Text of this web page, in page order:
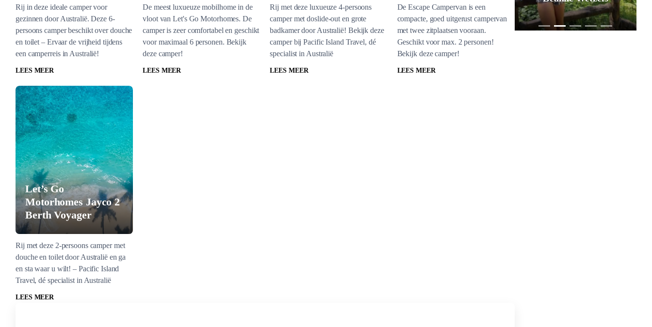
Rij in deze ideale camper voor
gezinnen door Australië. Deze 6-
persoons camper beschikt over douche
en toilet – Ervaar de vrijheid tijdens
een camperreis in Australië!
LEES MEER
De meest luxueuze mobilhome in de
vloot van Let's Go Motorhomes. De
camper is zeer comfortabel en geschikt
voor maximaal 6 personen. Bekijk
deze camper!
LEES MEER
Rij met deze luxueuze 4-persoons
camper met doslide-out en grote
badkamer door Australië! Bekijk deze
camper bij Pacific Island Travel, dé
specialist in Australië
LEES MEER
De Escape Campervan is een
compacte, goed uitgerust campervan
met twee zitplaatsen vooraan.
Geschikt voor max. 2 personen!
Bekijk deze camper!
LEES MEER
Let’s Go
Motorhomes Jayco 2
Berth Voyager
Rij met deze 2-persoons camper met
douche en toilet door Australië en ga
en sta waar u wilt! – Pacific Island
Travel, dé specialist in Australië
LEES MEER